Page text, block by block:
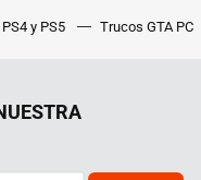
y PS5 Trucos GTA PC